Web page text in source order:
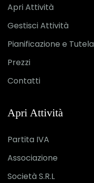
Apri Attività
Gestisci Attività
Pianificazione e Tutela
Prezzi
Contatti
Apri Attività
Partita IVA
Associazione
Società S.R.L